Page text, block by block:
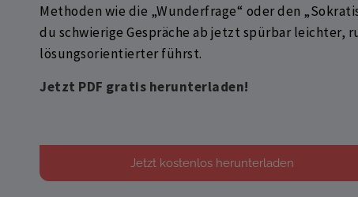
Methoden wie die „Wunderfrage“ oder den
du schwierige Gespräche ab jetzt spürbar leichter,
lösungsorientierter führst.
Jetzt PDF gratis herunterladen!
Jetzt kostenlos herunterladen